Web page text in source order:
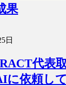
果
日
代表
に依頼し